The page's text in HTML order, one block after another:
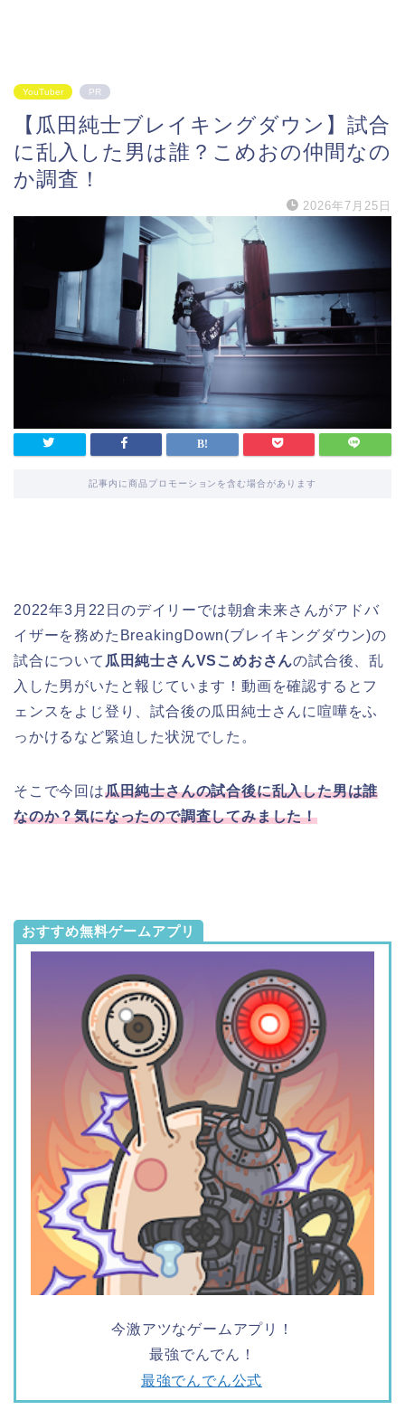
YouTuber PR
【瓜田純士ブレイキングダウン】試合
に乱入した男は誰？こめおの仲間なの
か調査！
2026年7月25日
記事内に商品プロモーションを含む場合があります
2022年3月22日のデイリーでは朝倉未来さんがアドバ
イザーを務めたBreakingDown(ブレイキングダウン)の
試合について 瓜田純士さんVSこめおさんの試合後、乱
入した男がいたと報じています！動画を確認するとフ
ェンスをよじ登り、試合後の瓜田純士さんに喧嘩をふ
っかけるなど緊迫した状況でした。
そこで今回は瓜田純士さんの試合後に乱入した男は誰
なのか？気になったので調査してみました！
おすすめ無料ゲームアプリ
今激アツなゲームアプリ！
最強でんでん！
最強でんでん公式